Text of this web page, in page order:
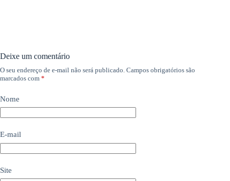
Deixe um comentário
O seu endereço de e-mail não será publicado. Campos obrigatórios são
marcados com *
Nome
E-mail
Site